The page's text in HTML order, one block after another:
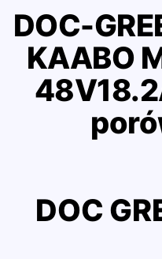
DOC-
KAABO
DOC